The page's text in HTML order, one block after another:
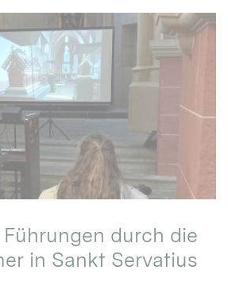
durch die
in Sankt Servatius